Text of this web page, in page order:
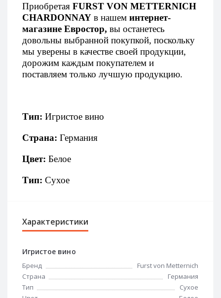
Приобретая FURST VON METTERNICH
CHARDONNAY в нашем интернет-
магазине Евростор, вы останетесь
довольны выбранной покупкой, поскольку
мы уверены в качестве своей продукции,
дорожим каждым покупателем и
поставляем только лучшую продукцию.
Тип: Игристое вино
Страна: Германия
Цвет: Белое
Тип: Сухое
Характеристики
Игристое вино
Бренд
Furst von Metternich
Страна
Германия
Тип
Сухое